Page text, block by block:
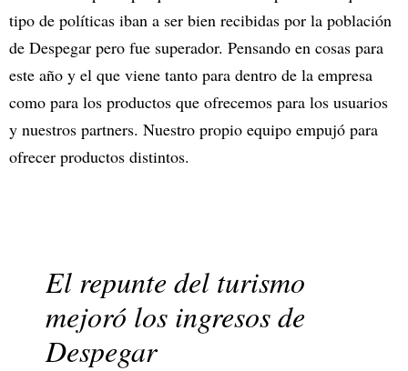
tipo de políticas iban a ser bien recibidas por la población
de Despegar pero fue superador. Pensando en cosas para
este año y el que viene tanto para dentro de la empresa
como para los productos que ofrecemos para los usuarios
y nuestros partners. Nuestro propio equipo empujó para
ofrecer productos distintos.
El repunte del turismo
mejoró los ingresos de
Despegar